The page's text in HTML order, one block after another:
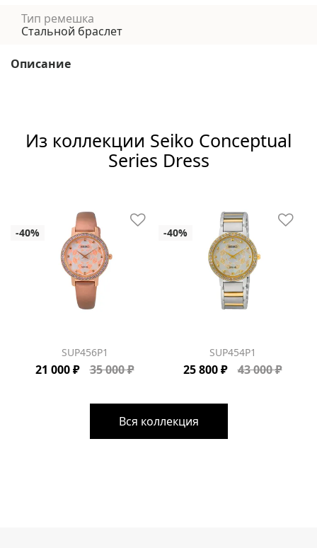
Тип ремешка
Стальной браслет
Описание
Из коллекции Seiko Conceptual
Series Dress
SUP456P1
21 000 ₽ 35 000 ₽
SUP454P1
25 800 ₽ 43 000 ₽
Вся коллекция